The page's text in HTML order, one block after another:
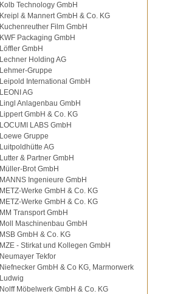
Kolb Technology GmbH
Kreipl & Mannert GmbH & Co. KG
Kuchenreuther Film GmbH
KWF Packaging GmbH
Löffler GmbH
Lechner Holding AG
Lehmer-Gruppe
Leipold International GmbH
LEONI AG
Lingl Anlagenbau GmbH
Lippert GmbH & Co. KG
LOCUMI LABS GmbH
Loewe Gruppe
Luitpoldhütte AG
Lutter & Partner GmbH
Müller-Brot GmbH
MANNS Ingenieure GmbH
METZ-Werke GmbH & Co. KG
METZ-Werke GmbH & Co. KG
MM Transport GmbH
Moll Maschinenbau GmbH
MSB GmbH & Co. KG
MZE - Stirkat und Kollegen GmbH
Neumayer Tekfor
Niefnecker GmbH & Co KG, Marmorwerk
Ludwig
Nolff Möbelwerk GmbH & Co. KG